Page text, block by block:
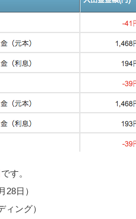
です。
28日）
ィング）